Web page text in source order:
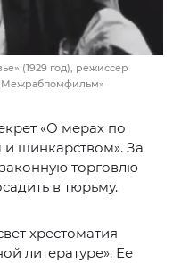
(1929 год), режиссер
«О мерах по
шинкарством». За
торговлю
в тюрьму.
хрестоматия
литературе». Ее